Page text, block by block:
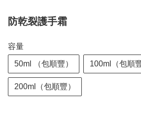
防乾裂護手霜
容量
50ml （包順豐） 100ml（包順豐
200ml（包順豐）